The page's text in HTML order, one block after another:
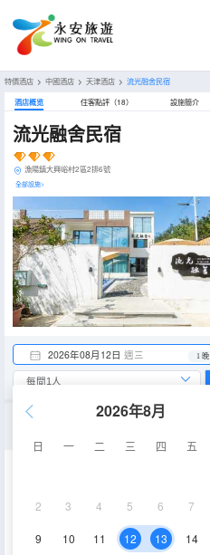
特價酒店 > 中國酒店 > 天津酒店 > 流光融舍民宿
酒店概览 住客點評（18） 設施簡介
流光融舍民宿
漁陽鎮大興峪村2區2排6號
全部設施>
2026年08月12日 週三 1 晚
2026年8月
日 一 二 三 四 五
2 3 4 5 6 7
9 10 11 12 13 14